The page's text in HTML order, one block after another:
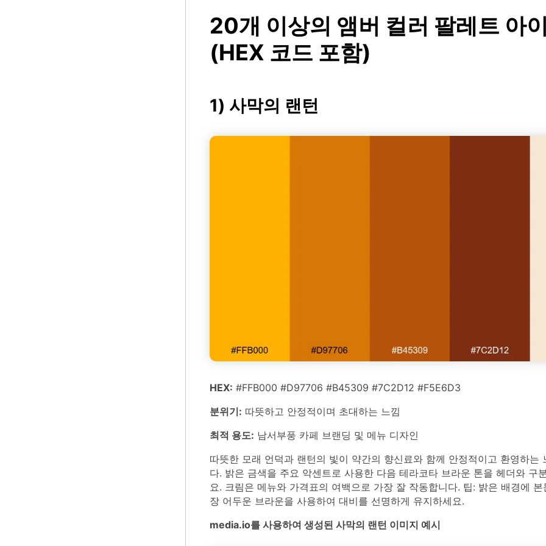
20개 이상의 앰버 컬러 팔레트 아
(HEX 코드 포함)
1) 사막의 랜턴
HEX: #FFB000 #D97706 #B45309 #7C2D12 #F5E6D3
분위기: 따뜻하고 안정적이며 초대하는 느낌
최적 용도: 남서부풍 카페 브랜딩 및 메뉴 디자인
따뜻한 모래 언덕과 랜턴의 빛이 약간의 향신료와 함께 안정적이고 환영하는
다. 밝은 금색을 주요 악센트로 사용한 다음 테라코타 브라운 톤을 헤더와 구
요. 크림은 메뉴와 가격표의 여백으로 가장 잘 작동합니다. 팁: 밝은 배경에
장 어두운 브라운을 사용하여 대비를 선명하게 유지하세요.
media.io를 사용하여 생성된 사막의 랜턴 이미지 예시